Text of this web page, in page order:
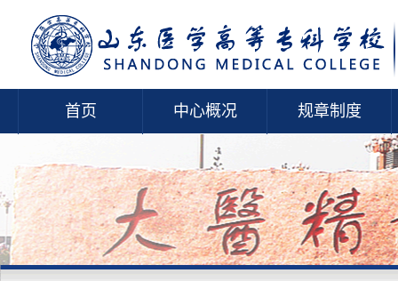
首页 中心概况 规章制度